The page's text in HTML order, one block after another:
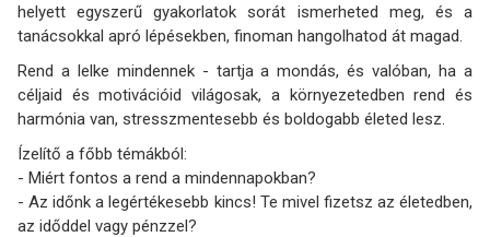
helyett egyszerű gyakorlatok sorát ismerheted meg, és a
tanácsokkal apró lépésekben, finoman hangolhatod át magad.
Rend a lelke mindennek - tartja a mondás, és valóban, ha a
céljaid és motivációid világosak, a környezetedben rend és
harmónia van, stresszmentesebb és boldogabb életed lesz.
Ízelítő a főbb témákból:
- Miért fontos a rend a mindennapokban?
- Az időnk a legértékesebb kincs! Te mivel fizetsz az életedben,
az időddel vagy pénzzel?